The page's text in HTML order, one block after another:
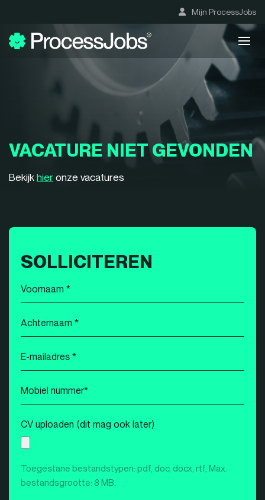
Mijn ProcessJobs
VACATURE NIET GEVONDEN
Bekijk hier onze vacatures
SOLLICITEREN
Voornaam
*
Achternaam
*
E-
mailadres
*
Mobiel
nummer
*
CV uploaden (dit mag ook later)
Toegestane bestandstypen: pdf, doc, docx, rtf, Max.
bestandsgrootte: 8 MB.